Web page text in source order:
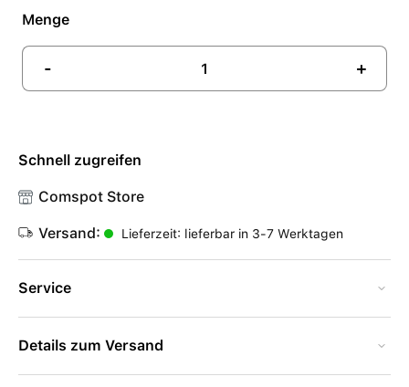
Menge
- +
Schnell zugreifen
Comspot Store
Versand: Lieferzeit: lieferbar in 3-7 Werktagen
Service
Details zum Versand